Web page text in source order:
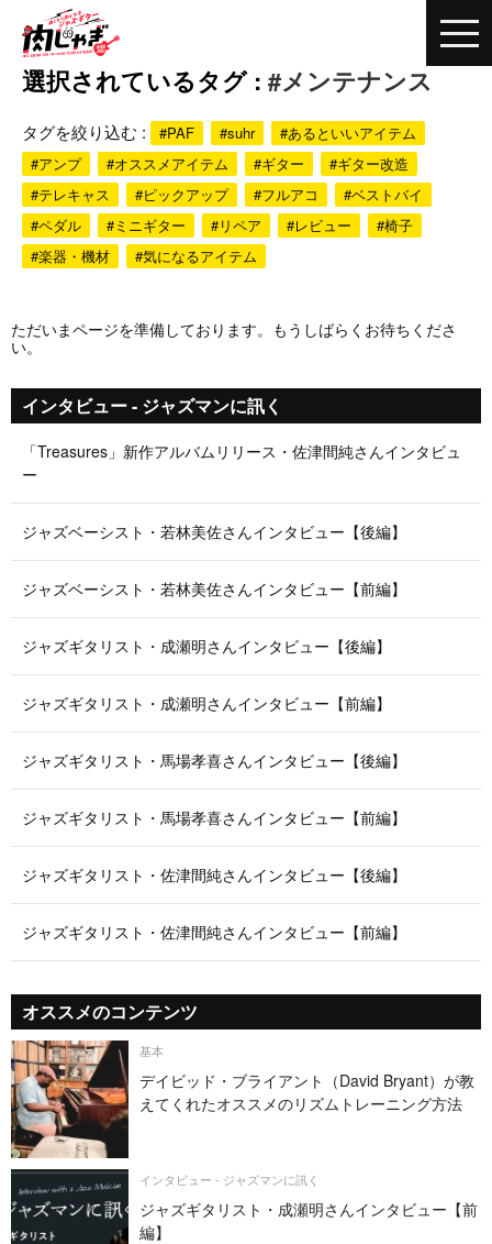
選択されているタグ : #メンテナンス
タグを絞り込む : #PAF #suhr
#あるといいアイテム
#アンプ
#オススメアイテム #ギター
#ギター改造
#テレキャス
#ピックアップ #フルアコ
#ベストバイ
#ペダル
#ミニギター #リペア #レビュー
#椅子
#楽器・機材
#気になるアイテム
ただいまページを準備しております。もうしばらくお待ちくださ
い。
インタビュー - ジャズマンに訊く
「Treasures」新作アルバムリリース・佐津間純さんインタビュ
ー
ジャズベーシスト・若林美佐さんインタビュー【後編】
ジャズベーシスト・若林美佐さんインタビュー【前編】
ジャズギタリスト・成瀬明さんインタビュー【後編】
ジャズギタリスト・成瀬明さんインタビュー【前編】
ジャズギタリスト・馬場孝喜さんインタビュー【後編】
ジャズギタリスト・馬場孝喜さんインタビュー【前編】
ジャズギタリスト・佐津間純さんインタビュー【後編】
ジャズギタリスト・佐津間純さんインタビュー【前編】
オススメのコンテンツ
基本
デイビッド・ブライアント（David Bryant）が教
えてくれたオススメのリズムトレーニング方法
インタビュー - ジャズマンに訊く
ジャズギタリスト・成瀬明さんインタビュー【前
編】